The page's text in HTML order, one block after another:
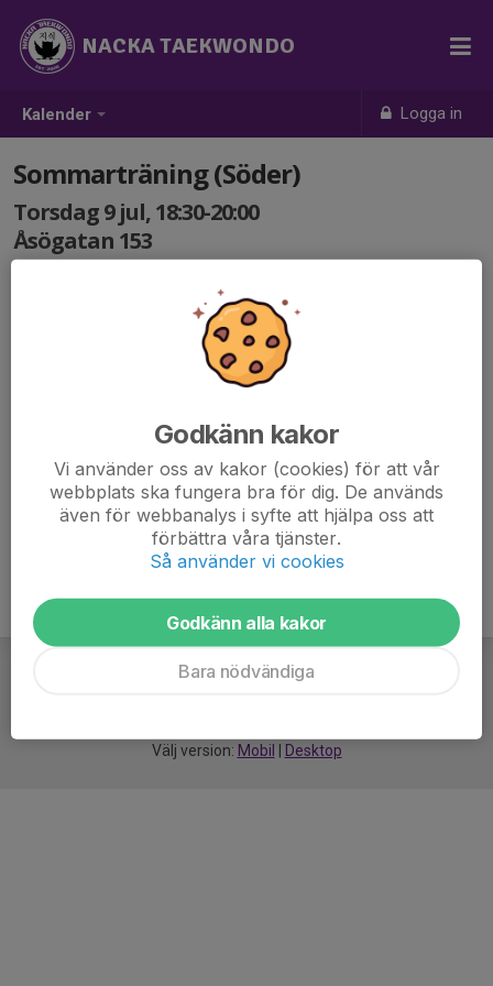
Kalender Logga in
NACKA TAEKWONDO
Sommarträning (Söder)
Torsdag 9 jul, 18:30-20:00
Åsögatan 153
Alla medlemmar från 7 år är välkomna, helt
Tag med skyddsutrustning om ni har!
Välj version: Mobil Desktop
Godkänn kakor
Vi använder oss av kakor (cookies) för att vår
webbplats ska fungera bra för dig. De används
även för webbanalys i syfte att hjälpa oss att
förbättra våra tjänster.
Så använder vi cookies
Godkänn alla kakor
Bara nödvändiga